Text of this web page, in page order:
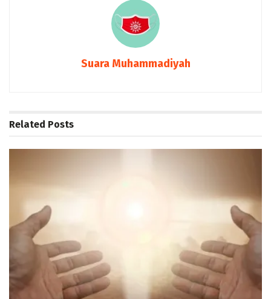
Suara Muhammadiyah
Related Posts